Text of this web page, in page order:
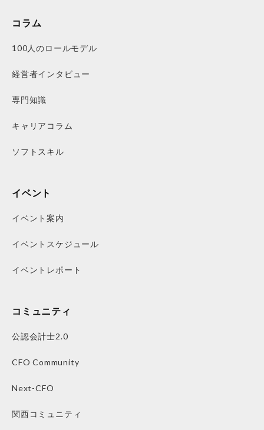
コラム
100人のロールモデル
経営者インタビュー
専門知識
キャリアコラム
ソフトスキル
イベント
イベント案内
イベントスケジュール
イベントレポート
コミュニティ
公認会計士2.0
CFO Community
Next-CFO
関西コミュニティ